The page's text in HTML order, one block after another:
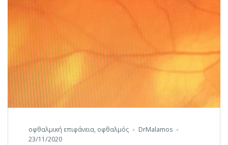
οφθαλμική επιφάνεια, οφθαλμός
DrMalamos
23/11/2020